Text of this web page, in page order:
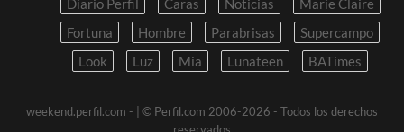
Diario Perfil Caras Noticias
Marie Claire
Fortuna
Hombre Parabrisas
Supercampo
Look
Luz Mia Lunateen BATimes
weekend.perfil.com -
| © Perfil.com 2006-2026 - Todos los derechos